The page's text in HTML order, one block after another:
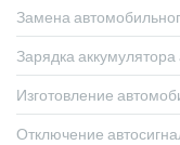
Замена
Зарядка
Изготовление
Отключение